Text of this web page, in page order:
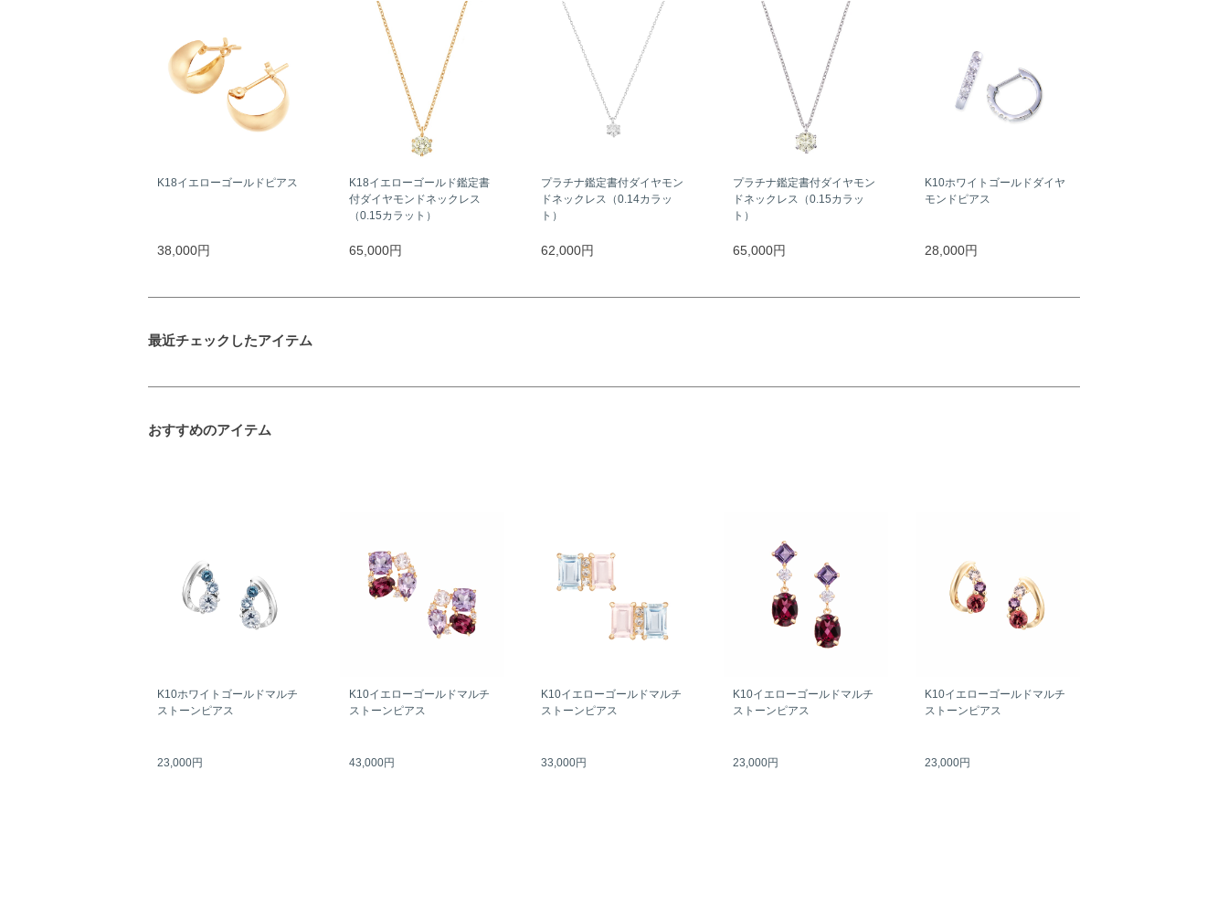
K18イエローゴールドピアス
38,000円
K18イエローゴールド鑑定書
付ダイヤモンドネックレス
（0.15カラット）
65,000円
プラチナ鑑定書付ダイヤモン
ドネックレス（0.14カラッ
ト）
62,000円
プラチナ鑑定書付ダイヤモン
ドネックレス（0.15カラッ
ト）
65,000円
K10ホワイトゴールドダイヤ
モンドピアス
28,000円
最近チェックしたアイテム
おすすめのアイテム
K10ホワイトゴールドマルチ
ストーンピアス
23,000円
K10イエローゴールドマルチ
ストーンピアス
43,000円
K10イエローゴールドマルチ
ストーンピアス
33,000円
K10イエローゴールドマルチ
ストーンピアス
23,000円
K10イエローゴールドマルチ
ストーンピアス
23,000円